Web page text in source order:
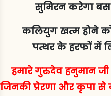
सुमिरन करेगा बस
कलियुग खत्म होने
पत्थर के हरफों में
हमारे गुरुदेव हनुमान
जिनकी प्रेरणा और कृपा से